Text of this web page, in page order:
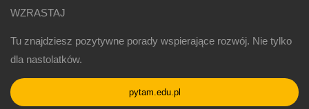
WZRASTAJ
Tu znajdziesz pozytywne porady wspierające rozwój. Nie tylko
dla nastolatków.
pytam.edu.pl